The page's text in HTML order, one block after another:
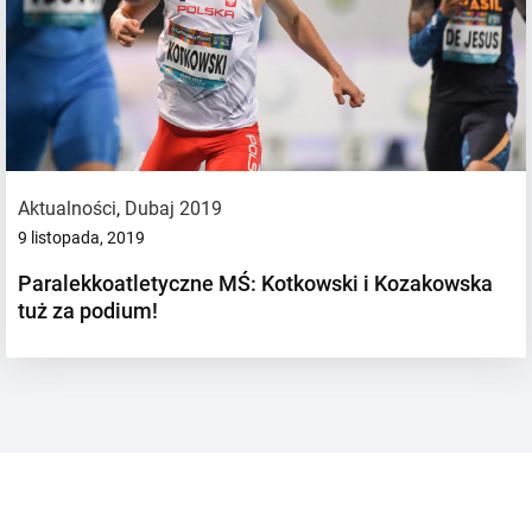
Aktualności, Dubaj 2019
9 listopada, 2019
Paralekkoatletyczne MŚ: Kotkowski i Kozakowska
tuż za podium!